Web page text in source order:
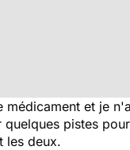
médicament et je
quelques pistes
les deux.